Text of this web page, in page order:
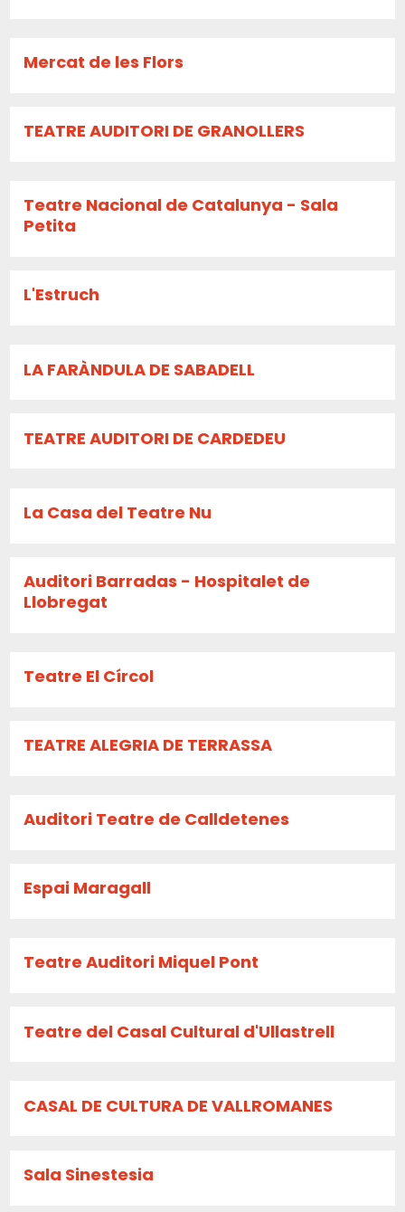
Mercat de les Flors
TEATRE AUDITORI DE GRANOLLERS
Teatre Nacional de Catalunya - Sala
Petita
L'Estruch
LA FARÀNDULA DE SABADELL
TEATRE AUDITORI DE CARDEDEU
La Casa del Teatre Nu
Auditori Barradas - Hospitalet de
Llobregat
Teatre El Círcol
TEATRE ALEGRIA DE TERRASSA
Auditori Teatre de Calldetenes
Espai Maragall
Teatre Auditori Miquel Pont
Teatre del Casal Cultural d'Ullastrell
CASAL DE CULTURA DE VALLROMANES
Sala Sinestesia